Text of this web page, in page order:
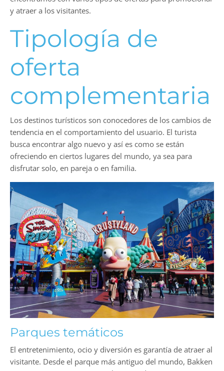
y atraer a los visitantes.
Tipología de
oferta
complementaria
Los destinos turísticos son conocedores de los cambios de
tendencia en el comportamiento del usuario. El turista
busca encontrar algo nuevo y así es como se están
ofreciendo en ciertos lugares del mundo, ya sea para
disfrutar solo, en pareja o en familia.
Parques temáticos
El entretenimiento, ocio y diversión es garantía de atraer al
visitante. Desde el parque más antiguo del mundo, Bakken